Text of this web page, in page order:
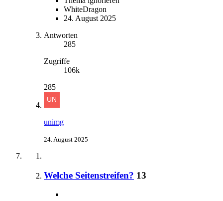
WhiteDragon
24. August 2025
Antworten
285
Zugriffe
106k
285
unimg
24. August 2025
Welche Seitenstreifen? 13